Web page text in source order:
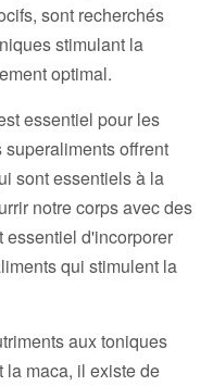
sont recherchés
stimulant la
optimal.
essentiel pour les
offrent
sont essentiels à la
notre corps avec des
essentiel d'incorporer
qui stimulent la
aux toniques
la maca, il existe de